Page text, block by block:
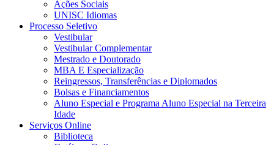
Ações Sociais
UNISC Idiomas
Processo Seletivo
Vestibular
Vestibular Complementar
Mestrado e Doutorado
MBA E Especialização
Reingressos, Transferências e Diplomados
Bolsas e Financiamentos
Aluno Especial e Programa Aluno Especial na Terceira
Idade
Serviços Online
Biblioteca